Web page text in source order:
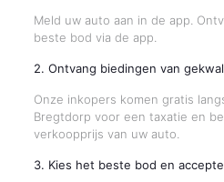
Meld uw auto aan in de app.
beste bod via de app.
2. Ontvang biedingen van
Onze inkopers komen gratis
Bregtdorp voor een taxatie en
verkoopprijs van uw auto.
3. Kies het beste bod en